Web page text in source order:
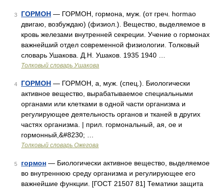
3 ГОРМОН — ГОРМОН, гормона, муж. (от греч. hormao
двигаю, возбуждаю) (физиол.). Вещество, выделяемое в
кровь железами внутренней секреции. Учение о гормонах
важнейший отдел современной физиологии. Толковый
словарь Ушакова. Д.Н. Ушаков. 1935 1940 …
Толковый словарь Ушакова
4 ГОРМОН — ГОРМОН, а, муж. (спец.). Биологически
активное вещество, вырабатываемое специальными
органами или клетками в одной части организма и
регулирующее деятельность органов и тканей в других
частях организма. | прил. гормональный, ая, ое и
гормонный,&#8230; …
Толковый словарь Ожегова
5 гормон — Биологически активное вещество, выделяемое
во внутреннюю среду организма и регулирующее его
важнейшие функции. [ГОСТ 21507 81] Тематики защита